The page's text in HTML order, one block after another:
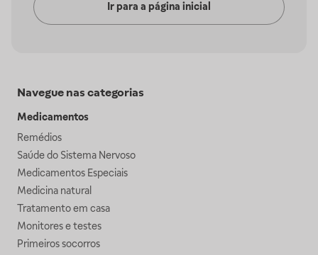
Ir para a página inicial
Navegue nas categorias
Medicamentos
Remédios
Saúde do Sistema Nervoso
Medicamentos Especiais
Medicina natural
Tratamento em casa
Monitores e testes
Primeiros socorros